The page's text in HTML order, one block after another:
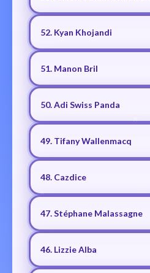
52. Kyan Khojandi
51. Manon Bril
50. Adi Swiss Panda
49. Tifany Wallenmacq
48. Cazdice
47. Stéphane Malassagne
46. Lizzie Alba